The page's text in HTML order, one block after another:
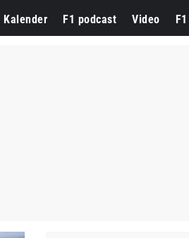
Kalender F1 podcast Video